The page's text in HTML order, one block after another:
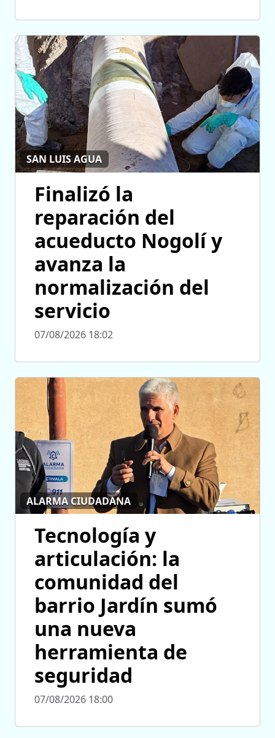
SAN LUIS AGUA
Finalizó la
reparación del
acueducto Nogolí y
avanza la
normalización del
servicio
07/08/2026 18:02
ALARMA CIUDADANA
Tecnología y
articulación: la
comunidad del
barrio Jardín sumó
una nueva
herramienta de
seguridad
07/08/2026 18:00